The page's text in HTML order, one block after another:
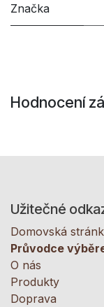
Značka
Hodnocení
Užitečné
Domovská
Průvodce
O nás
Produkty
Doprava